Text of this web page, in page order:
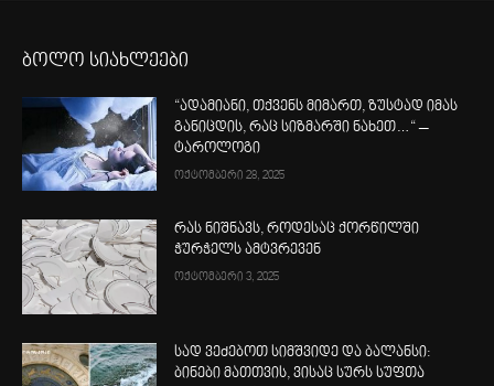
ბოლო სიახლეები
“ადამიანი, თქვენს მიმართ, ზუსტად იმას
განიცდის, რაც სიზმარში ნახეთ…“ –
ტაროლოგი
ოქტომბერი 28, 2025
რას ნიშნავს, როდესაც ქორწილში
ჭურჭელს ამტვრევენ
ოქტომბერი 3, 2025
სად ვეძებოთ სიმშვიდე და ბალანსი:
ბინები მათთვის, ვისაც სურს სუფთა